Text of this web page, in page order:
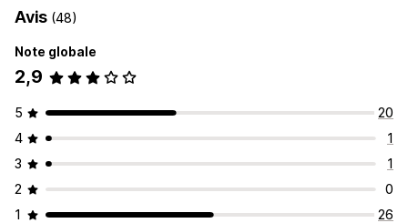
Avis (48)
Note globale
2,9
5
20
4
1
3
1
2
0
1
26